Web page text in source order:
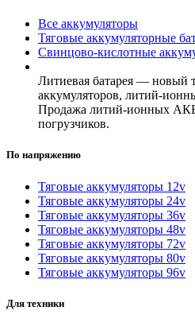
Все аккумуляторы
Тяговые аккумуляторные
Свинцово-кислотные
Литиевая батарея — новый
аккумуляторов, литий-
Продажа литий-ионных
погрузчиков.
По напряжению
Тяговые аккумуляторы 12v
Тяговые аккумуляторы 24v
Тяговые аккумуляторы 36v
Тяговые аккумуляторы 48v
Тяговые аккумуляторы 72v
Тяговые аккумуляторы 80v
Тяговые аккумуляторы 96v
Для техники